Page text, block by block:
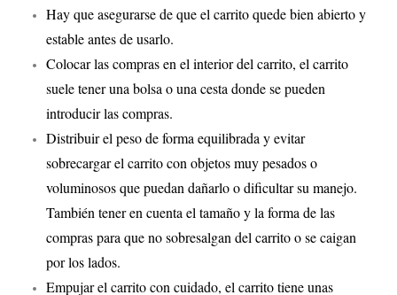
Hay que asegurarse de que el carrito quede bien abierto y
estable antes de usarlo.
Colocar las compras en el interior del carrito, el carrito
suele tener una bolsa o una cesta donde se pueden
introducir las compras.
Distribuir el peso de forma equilibrada y evitar
sobrecargar el carrito con objetos muy pesados o
voluminosos que puedan dañarlo o dificultar su manejo.
También tener en cuenta el tamaño y la forma de las
compras para que no sobresalgan del carrito o se caigan
por los lados.
Empujar el carrito con cuidado, el carrito tiene unas